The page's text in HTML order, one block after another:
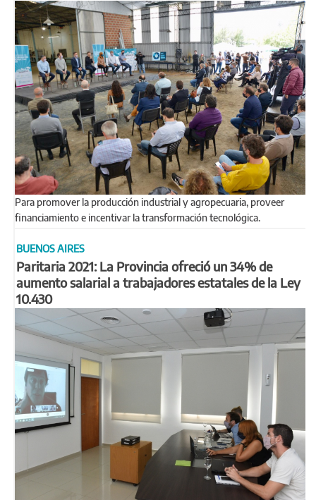
Para promover la producción industrial y agropecuaria, proveer
financiamiento e incentivar la transformación tecnológica.
BUENOS AIRES
Paritaria 2021: La Provincia ofreció un 34% de
aumento salarial a trabajadores estatales de la Ley
10.430